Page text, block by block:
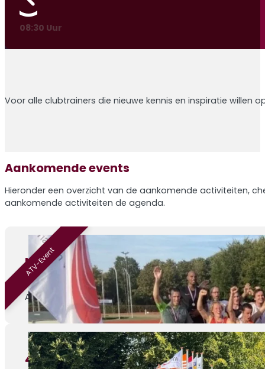
08:30 Uur
Voor alle clubtrainers die nieuwe kennis en inspiratie
Aankomende events
Hieronder een overzicht van de aankomende activiteiten,
aankomende activiteiten de agenda.
Nazomermeerkamp – editie 4
29-08-2026
ATV Venray, Sportlaan 1
ATV-Event
4de Athletic Champs wedstrijd